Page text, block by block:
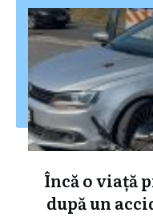
Încă o viață
după un